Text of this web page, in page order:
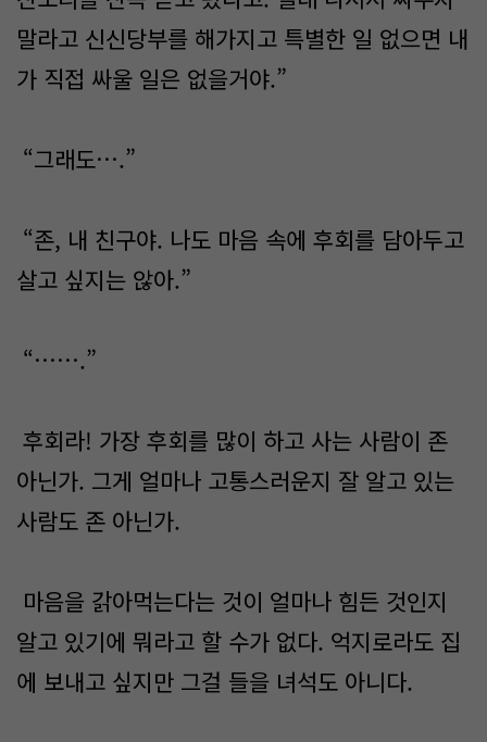
말라고 신신당부를 해가지고 특별한 일 없으면 내
가 직접 싸울 일은 없을거야.”
“그래도….”
“존, 내 친구야. 나도 마음 속에 후회를 담아두고
살고 싶지는 않아.”
“…….”
후회라! 가장 후회를 많이 하고 사는 사람이 존
아닌가. 그게 얼마나 고통스러운지 잘 알고 있는
사람도 존 아닌가.
마음을 갉아먹는다는 것이 얼마나 힘든 것인지
알고 있기에 뭐라고 할 수가 없다. 억지로라도 집
에 보내고 싶지만 그걸 들을 녀석도 아니다.